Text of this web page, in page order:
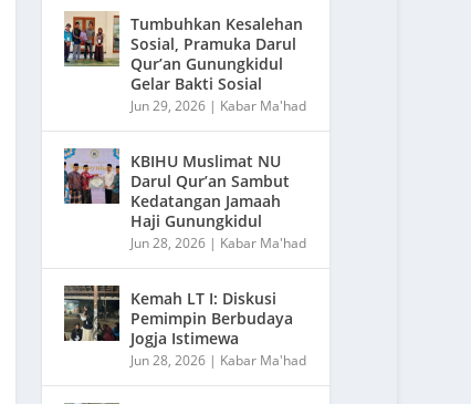
Tumbuhkan Kesalehan
Sosial, Pramuka Darul
Qur’an Gunungkidul
Gelar Bakti Sosial
Jun 29, 2026 | Kabar Ma'had
KBIHU Muslimat NU
Darul Qur’an Sambut
Kedatangan Jamaah
Haji Gunungkidul
Jun 28, 2026 | Kabar Ma'had
Kemah LT I: Diskusi
Pemimpin Berbudaya
Jogja Istimewa
Jun 28, 2026 | Kabar Ma'had